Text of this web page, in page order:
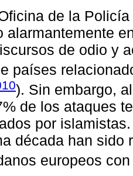
de la
alarmantemente
de odio y
países
). Sin embargo,
de los ataques
por
década han sido
europeos